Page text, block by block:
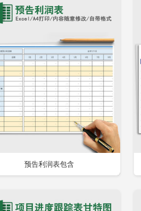
预告利润表包含
添加收藏 立即下载